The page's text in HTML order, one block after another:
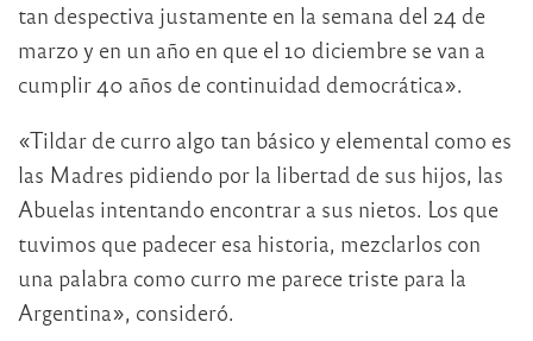
tan despectiva justamente en la semana del 24 de
marzo y en un año en que el 10 diciembre se van a
cumplir 40 años de continuidad democrática».
«Tildar de curro algo tan básico y elemental como es
las Madres pidiendo por la libertad de sus hijos, las
Abuelas intentando encontrar a sus nietos. Los que
tuvimos que padecer esa historia, mezclarlos con
una palabra como curro me parece triste para la
Argentina», consideró.